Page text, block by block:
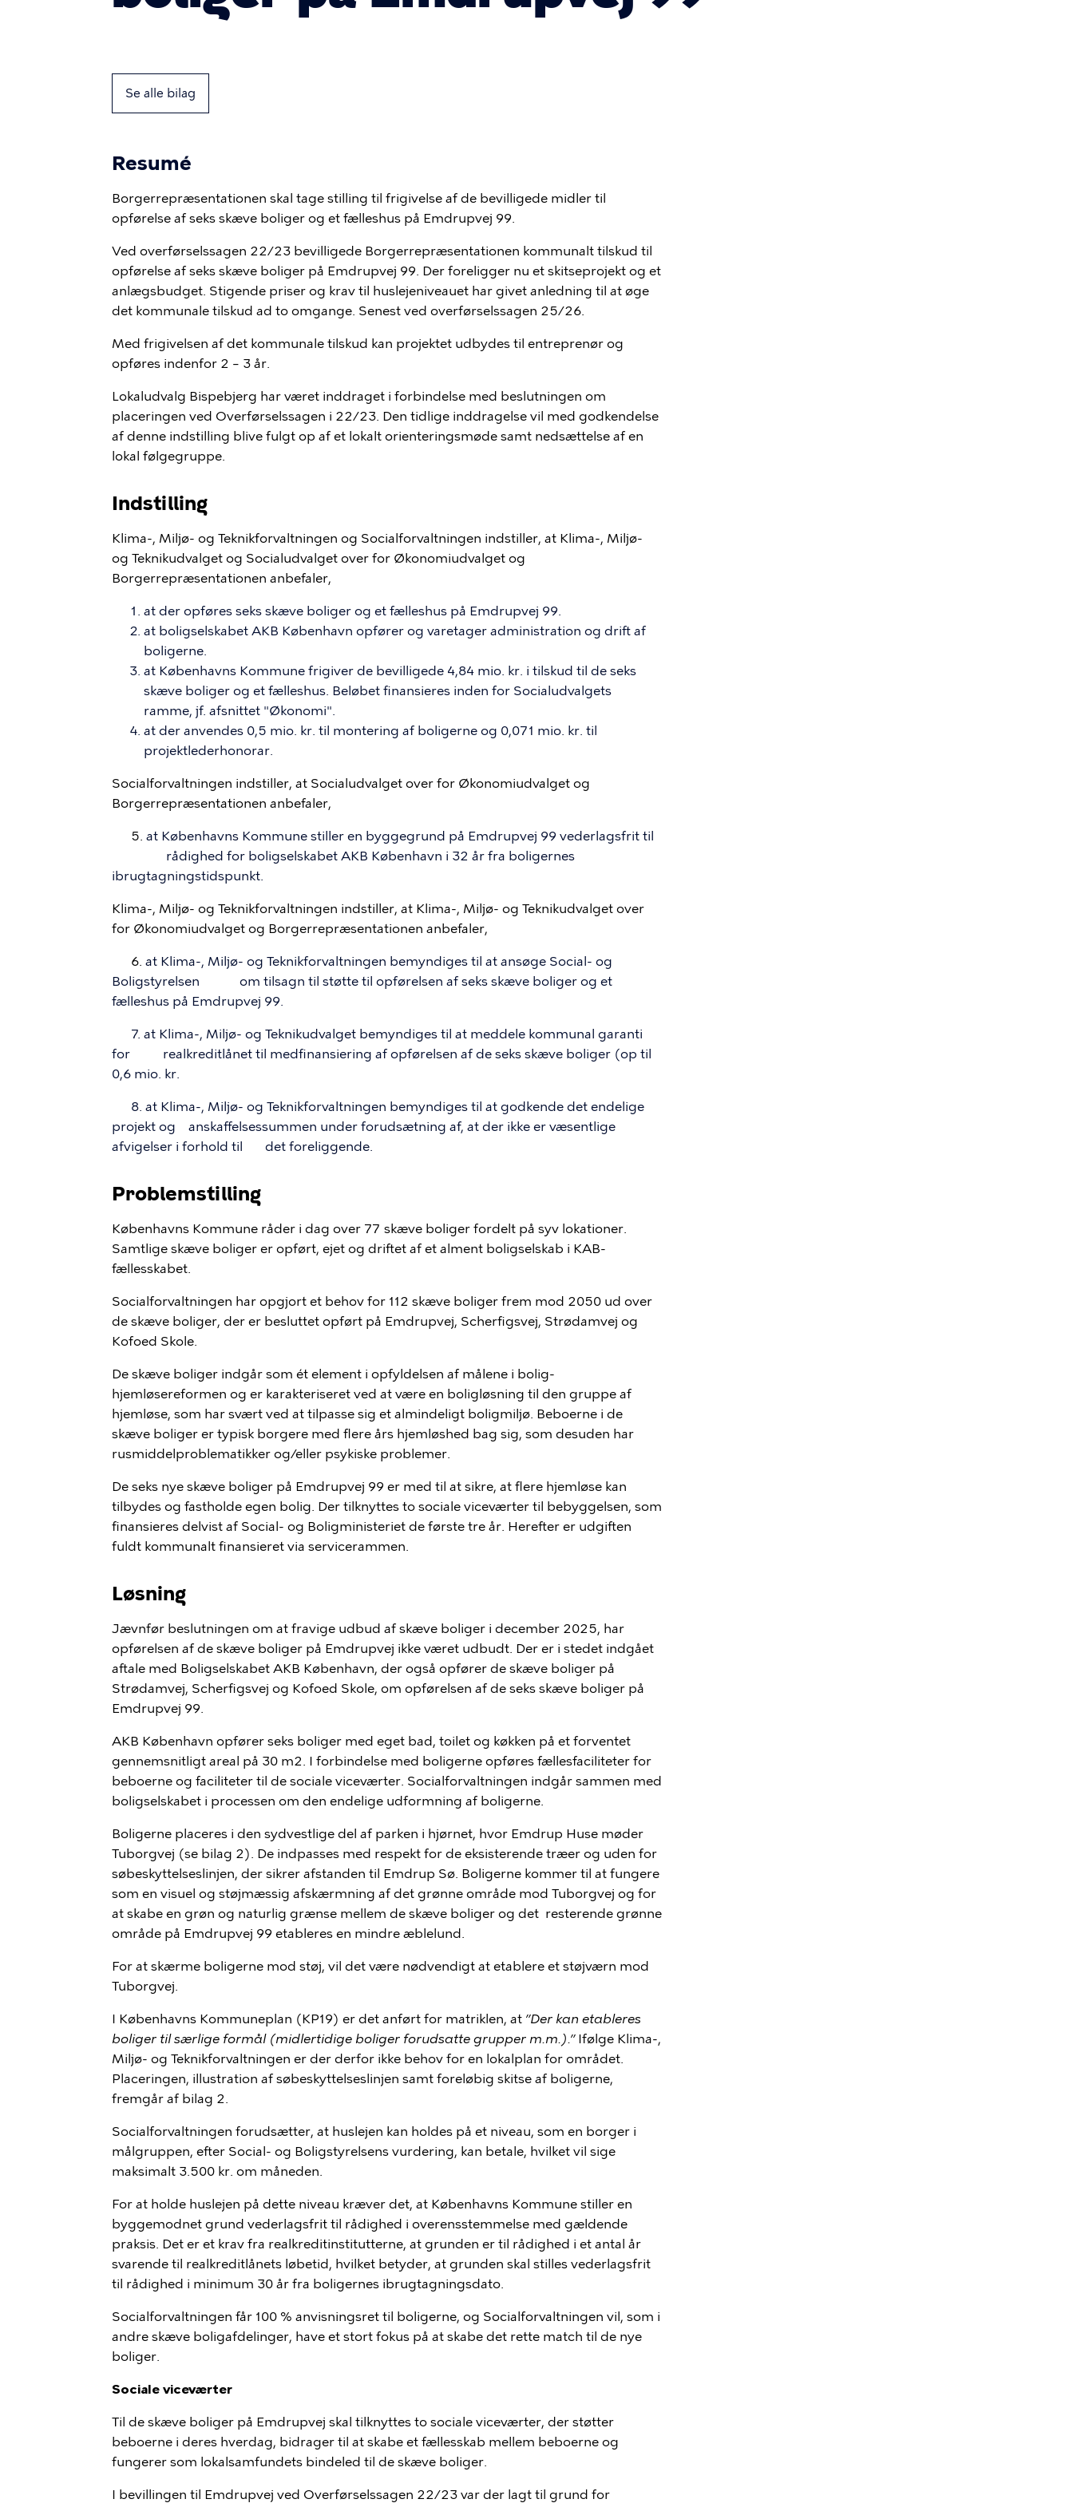
Se alle bilag
Resumé
Borgerrepræsentationen skal tage stilling til frigivelse af de bevilligede midler til
opførelse af seks skæve boliger og et fælleshus på Emdrupvej 99.
Ved overførselssagen 22/23 bevilligede Borgerrepræsentationen kommunalt tilskud til
opførelse af seks skæve boliger på Emdrupvej 99. Der foreligger nu et skitseprojekt og et
anlægsbudget. Stigende priser og krav til huslejeniveauet har givet anledning til at øge
det kommunale tilskud ad to omgange. Senest ved overførselssagen 25/26.
Med frigivelsen af det kommunale tilskud kan projektet udbydes til entreprenør og
opføres indenfor 2 – 3 år.
Lokaludvalg Bispebjerg har været inddraget i forbindelse med beslutningen om
placeringen ved Overførselssagen i 22/23. Den tidlige inddragelse vil med godkendelse
af denne indstilling blive fulgt op af et lokalt orienteringsmøde samt nedsættelse af en
lokal følgegruppe.
Indstilling
Klima-, Miljø- og Teknikforvaltningen og Socialforvaltningen indstiller, at Klima-, Miljø-
og Teknikudvalget og Socialudvalget over for Økonomiudvalget og
Borgerrepræsentationen anbefaler,
at der opføres seks skæve boliger og et fælleshus på Emdrupvej 99.
at boligselskabet AKB København opfører og varetager administration og drift af
boligerne.
at Københavns Kommune frigiver de bevilligede 4,84 mio. kr. i tilskud til de seks
skæve boliger og et fælleshus. Beløbet finansieres inden for Socialudvalgets
ramme, jf. afsnittet "Økonomi".
at der anvendes 0,5 mio. kr. til montering af boligerne og 0,071 mio. kr. til
projektlederhonorar.
Socialforvaltningen indstiller, at Socialudvalget over for Økonomiudvalget og
Borgerrepræsentationen anbefaler,
5. at Københavns Kommune stiller en byggegrund på Emdrupvej 99 vederlagsfrit til
rådighed for boligselskabet AKB København i 32 år fra boligernes
ibrugtagningstidspunkt.
Klima-, Miljø- og Teknikforvaltningen indstiller, at Klima-, Miljø- og Teknikudvalget over
for Økonomiudvalget og Borgerrepræsentationen anbefaler,
6. at Klima-, Miljø- og Teknikforvaltningen bemyndiges til at ansøge Social- og
Boligstyrelsen
om tilsagn til støtte til opførelsen af seks skæve boliger og et
fælleshus på Emdrupvej 99.
7. at Klima-, Miljø- og Teknikudvalget bemyndiges til at meddele kommunal garanti
for
realkreditlånet til medfinansiering af opførelsen af de seks skæve boliger (op til
0,6 mio. kr.
8. at Klima-, Miljø- og Teknikforvaltningen bemyndiges til at godkende det endelige
projekt og
anskaffelsessummen under forudsætning af, at der ikke er væsentlige
afvigelser i forhold til
det foreliggende.
Problemstilling
Københavns Kommune råder i dag over 77 skæve boliger fordelt på syv lokationer.
Samtlige skæve boliger er opført, ejet og driftet af et alment boligselskab i KAB-
fællesskabet.
Socialforvaltningen har opgjort et behov for 112 skæve boliger frem mod 2050 ud over
de skæve boliger, der er besluttet opført på Emdrupvej, Scherfigsvej, Strødamvej og
Kofoed Skole.
De skæve boliger indgår som ét element i opfyldelsen af målene i bolig-
hjemløsereformen og er karakteriseret ved at være en boligløsning til den gruppe af
hjemløse, som har svært ved at tilpasse sig et almindeligt boligmiljø. Beboerne i de
skæve boliger er typisk borgere med flere års hjemløshed bag sig, som desuden har
rusmiddelproblematikker og/eller psykiske problemer.
De seks nye skæve boliger på Emdrupvej 99 er med til at sikre, at flere hjemløse kan
tilbydes og fastholde egen bolig. Der tilknyttes to sociale viceværter til bebyggelsen, som
finansieres delvist af Social- og Boligministeriet de første tre år. Herefter er udgiften
fuldt kommunalt finansieret via servicerammen.
Løsning
Jævnfør beslutningen om at fravige udbud af skæve boliger i december 2025, har
opførelsen af de skæve boliger på Emdrupvej ikke været udbudt. Der er i stedet indgået
aftale med Boligselskabet AKB København, der også opfører de skæve boliger på
Strødamvej, Scherfigsvej og Kofoed Skole, om opførelsen af de seks skæve boliger på
Emdrupvej 99.
AKB København opfører seks boliger med eget bad, toilet og køkken på et forventet
gennemsnitligt areal på 30 m2. I forbindelse med boligerne opføres fællesfaciliteter for
beboerne og faciliteter til de sociale viceværter. Socialforvaltningen indgår sammen med
boligselskabet i processen om den endelige udformning af boligerne.
Boligerne placeres i den sydvestlige del af parken i hjørnet, hvor Emdrup Huse møder
Tuborgvej (se bilag 2). De indpasses med respekt for de eksisterende træer og uden for
søbeskyttelseslinjen, der sikrer afstanden til Emdrup Sø. Boligerne kommer til at fungere
som en visuel og støjmæssig afskærmning af det grønne område mod Tuborgvej og for
at skabe en grøn og naturlig grænse mellem de skæve boliger og det resterende grønne
område på Emdrupvej 99 etableres en mindre æblelund.
For at skærme boligerne mod støj, vil det være nødvendigt at etablere et støjværn mod
Tuborgvej.
I Københavns Kommuneplan (KP19) er det anført for matriklen, at ”Der kan etableres
boliger til særlige formål (midlertidige boliger forudsatte grupper m.m.).”Ifølge Klima-,
Miljø- og Teknikforvaltningen er der derfor ikke behov for en lokalplan for området.
Placeringen, illustration af søbeskyttelseslinjen samt foreløbig skitse af boligerne,
fremgår af bilag 2.
Socialforvaltningen forudsætter, at huslejen kan holdes på et niveau, som en borger i
målgruppen, efter Social- og Boligstyrelsens vurdering, kan betale, hvilket vil sige
maksimalt 3.500 kr. om måneden.
For at holde huslejen på dette niveau kræver det, at Københavns Kommune stiller en
byggemodnet grund vederlagsfrit til rådighed i overensstemmelse med gældende
praksis. Det er et krav fra realkreditinstitutterne, at grunden er til rådighed i et antal år
svarende til realkreditlånets løbetid, hvilket betyder, at grunden skal stilles vederlagsfrit
til rådighed i minimum 30 år fra boligernes ibrugtagningsdato.
Socialforvaltningen får 100 % anvisningsret til boligerne, og Socialforvaltningen vil, som i
andre skæve boligafdelinger, have et stort fokus på at skabe det rette match til de nye
boliger.
Sociale viceværter
Til de skæve boliger på Emdrupvej skal tilknyttes to sociale viceværter, der støtter
beboerne i deres hverdag, bidrager til at skabe et fællesskab mellem beboerne og
fungerer som lokalsamfundets bindeled til de skæve boliger.
I bevillingen til Emdrupvej ved Overførselssagen 22/23 var der lagt til grund for